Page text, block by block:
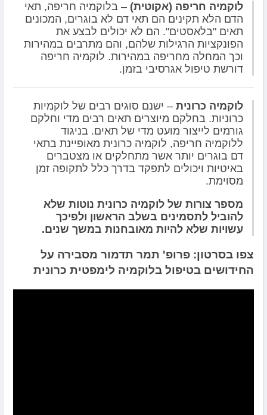
לוקמיה חריפה (אקוטית) – בלוקמיה חריפה, תאי
הדם הלא תקינים הם תאי דם לא בוגרים, המכונים
תאים "בלאסטים". הם לא יכולים לבצע את
הפונקציות הרגילות שלהם, והם מתרבים במהירות
וכך המחלה מחריפה במהירות. לוקמיה חריפה
דורשת טיפול אגרסיבי בזמן.
לוקמיה כרונית – ישנם סוגים רבים של לוקמיות
כרוניות. בחלקם מיוצרים תאים רבים מדי וחלקם
גורמים לייצור מועט מדי של תאים. בניגוד
ללוקמיה חריפה, לוקמיה כרונית מאופיינת בתאי
דם בוגרים יותר אשר מתחלקים או מצטברים
באיטיות ויכולים לתפקד בדרך כלל לתקופה זמן
מסוימת.
מספר צורות של לוקמיה כרונית נוטות שלא
להוביל לתסמינים בשלב הראשון ולפיכך
עשויות שלא להיות מאובחנות במשך שנים.
צפו בסרטון: פרופ' תמר תדמור מסבירה על
החידושים בטיפול בלוקמיה לימפטית כרונית